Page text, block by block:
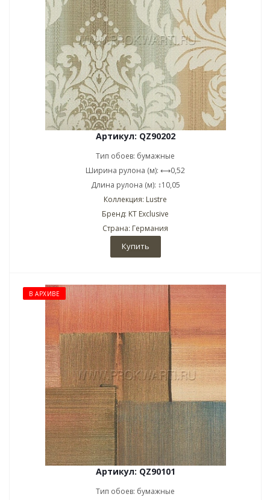
Артикул: QZ90202
Тип обоев: бумажные
Ширина рулона (м): ⟷0,52
Длина рулона (м): ↕10,05
Коллекция: Lustre
Бренд: KT Exclusive
Страна: Германия
Купить
В АРХИВЕ
Артикул: QZ90101
Тип обоев: бумажные